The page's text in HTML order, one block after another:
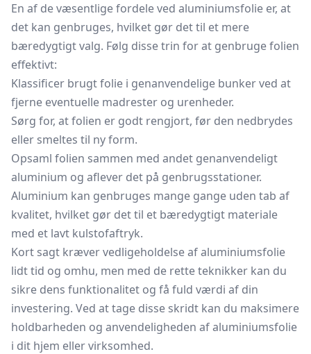
En af de væsentlige fordele ved aluminiumsfolie er, at
det kan genbruges, hvilket gør det til et mere
bæredygtigt valg. Følg disse trin for at genbruge folien
effektivt:
Klassificer brugt folie i genanvendelige bunker ved at
fjerne eventuelle madrester og urenheder.
Sørg for, at folien er godt rengjort, før den nedbrydes
eller smeltes til ny form.
Opsaml folien sammen med andet genanvendeligt
aluminium og aflever det på genbrugsstationer.
Aluminium kan genbruges mange gange uden tab af
kvalitet, hvilket gør det til et bæredygtigt materiale
med et lavt kulstofaftryk.
Kort sagt kræver vedligeholdelse af aluminiumsfolie
lidt tid og omhu, men med de rette teknikker kan du
sikre dens funktionalitet og få fuld værdi af din
investering. Ved at tage disse skridt kan du maksimere
holdbarheden og anvendeligheden af aluminiumsfolie
i dit hjem eller virksomhed.